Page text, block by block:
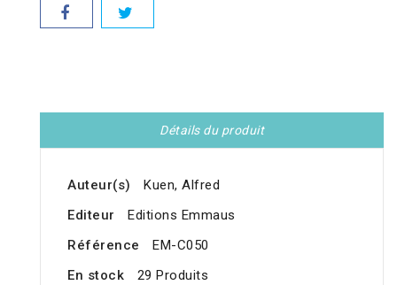
Détails du produit
Auteur(s)
Kuen, Alfred
Editeur
Editions Emmaus
Référence
EM-C050
En stock
29 Produits